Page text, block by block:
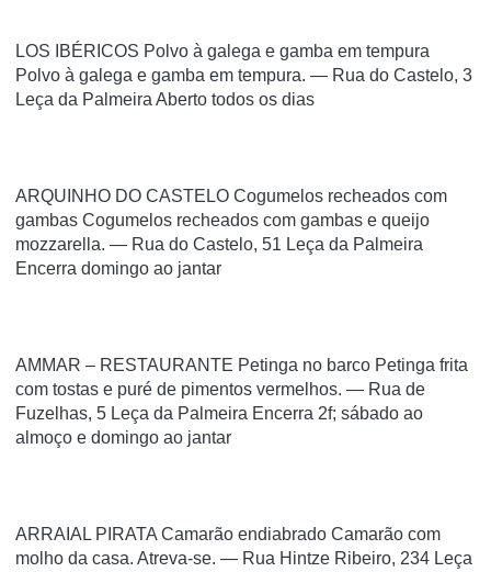
LOS IBÉRICOS Polvo à galega e gamba em tempura
Polvo à galega e gamba em tempura. — Rua do Castelo, 3
Leça da Palmeira Aberto todos os dias
ARQUINHO DO CASTELO Cogumelos recheados com
gambas Cogumelos recheados com gambas e queijo
mozzarella. — Rua do Castelo, 51 Leça da Palmeira
Encerra domingo ao jantar
AMMAR – RESTAURANTE Petinga no barco Petinga frita
com tostas e puré de pimentos vermelhos. — Rua de
Fuzelhas, 5 Leça da Palmeira Encerra 2f; sábado ao
almoço e domingo ao jantar
ARRAIAL PIRATA Camarão endiabrado Camarão com
molho da casa. Atreva-se. — Rua Hintze Ribeiro, 234 Leça